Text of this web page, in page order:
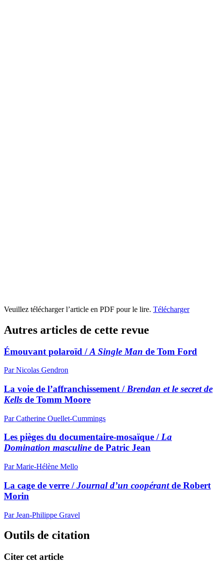
Veuillez télécharger l’article en PDF pour le lire. Télécharger
Autres articles de cette revue
Émouvant polaroïd /A Single Man de Tom Ford
Par Nicolas Gendron
La voie de l’affranchissement / Brendan et le secret de
Kells de Tomm Moore
Par Catherine Ouellet-Cummings
Les pièges du documentaire-mosaïque /La
Domination masculine de Patric Jean
Par Marie-Hélène Mello
La cage de verre /Journal d’un coopérantde Robert
Morin
Par Jean-Philippe Gravel
Outils de citation
Citer cet article